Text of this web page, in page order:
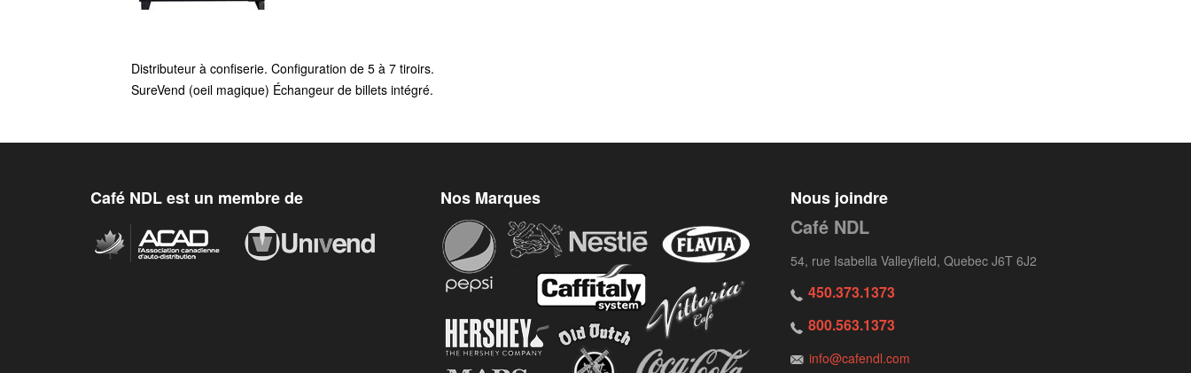
Distributeur à confiserie. Configuration de 5 à 7 tiroirs.
SureVend (oeil magique) Échangeur de billets intégré.
Café NDL est un membre de Nos Marques Nous joindre
Café NDL
54, rue Isabella Valleyfield, Quebec J6T 6J2
450.373.1373
800.563.1373
info@cafendl.com